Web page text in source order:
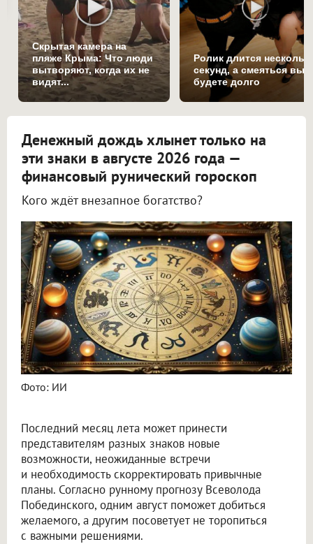
Скрытая камера на
пляже Крыма: Что люди
вытворяют, когда их не
видят...
Ролик длится
секунд, а смеяться вы
будете долго
Денежный дождь хлынет только на
эти знаки в августе 2026 года —
финансовый рунический гороскоп
Кого ждёт внезапное богатство?
Фото: ИИ
Последний месяц лета может принести
представителям разных знаков новые
возможности, неожиданные встречи
и необходимость скорректировать привычные
планы. Согласно рунному прогнозу Всеволода
Побединского, одним август поможет добиться
желаемого, а другим посоветует не торопиться
с важными решениями.